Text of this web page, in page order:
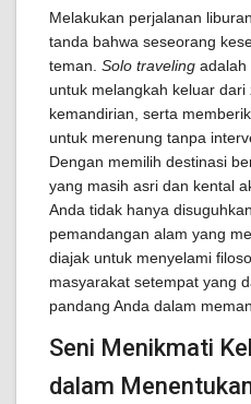
Melakukan perjalanan
tanda bahwa seseorang
teman. Solo traveling adalah
untuk melangkah keluar
kemandirian, serta
untuk merenung tanpa
Dengan memilih destinasi
yang masih asri dan kental
Anda tidak hanya
pemandangan alam yang
diajak untuk menyelami
masyarakat setempat yang
pandang Anda dalam
Seni Menikmati
dalam